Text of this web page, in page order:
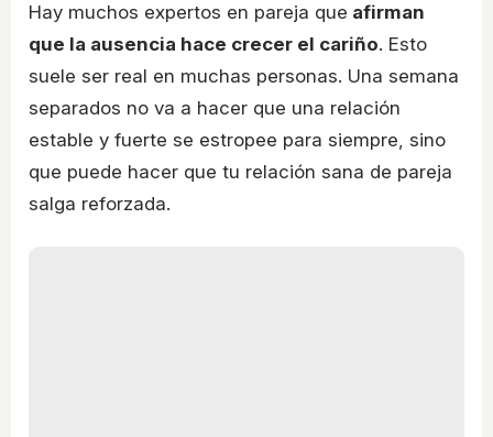
Hay muchos expertos en pareja que afirman
que la ausencia hace crecer el cariño. Esto
suele ser real en muchas personas. Una semana
separados no va a hacer que una relación
estable y fuerte se estropee para siempre, sino
que puede hacer que tu relación sana de pareja
salga reforzada.